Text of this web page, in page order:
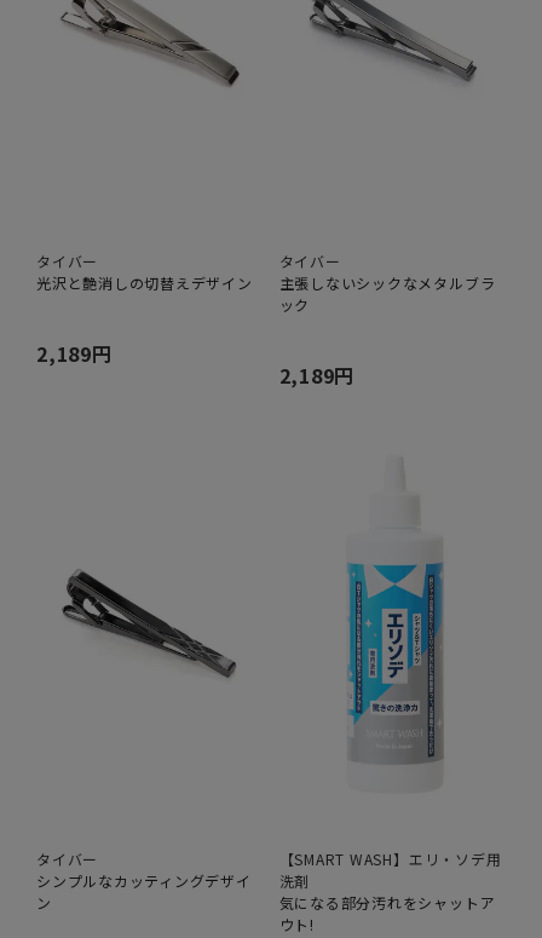
タイバー
光沢と艶消しの切替えデザイン
2,189円
タイバー
主張しないシックなメタルブラ
ック
2,189円
タイバー
シンプルなカッティングデザイ
ン
【SMART WASH】エリ・ソデ用
洗剤
気になる部分汚れをシャットア
ウト!